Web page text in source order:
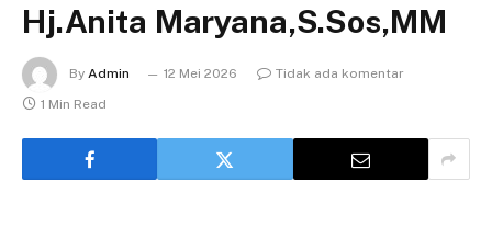
Hj.Anita Maryana,S.Sos,MM
By Admin 12 Mei 2026
Tidak ada komentar
1 Min Read